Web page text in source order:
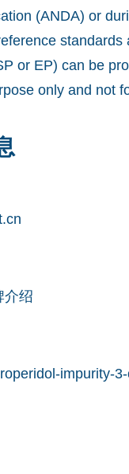
(ANDA) or
or EP) can be
only and not
绍
impurity-